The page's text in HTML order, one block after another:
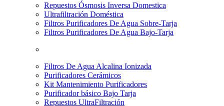
Repuestos Ósmosis Inversa Domestica
Ultrafiltración Doméstica
Filtros Purificadores De Agua Sobre-Tarja
Filtros Purificadores De Agua Bajo-Tarja
Filtros De Agua Alcalina Ionizada
Purificadores Cerámicos
Kit Mantenimiento Purificadores
Purificador básico Bajo Tarja
Repuestos UltraFiltración